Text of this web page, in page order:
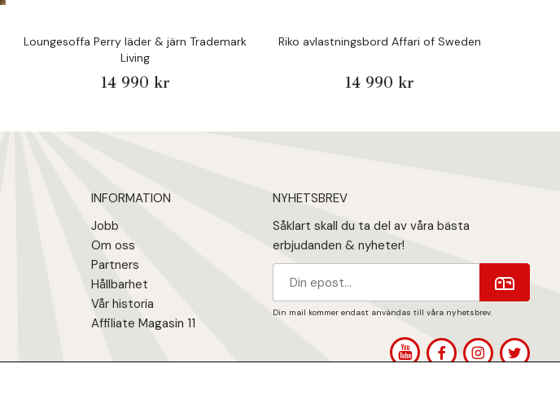
Loungesoffa Perry läder & järn Trademark
Living
14 990 kr
Riko avlastningsbord Affari of Sweden
14 990 kr
INFORMATION
Jobb
Om oss
Partners
Hållbarhet
Vår historia
Affiliate Magasin 11
NYHETSBREV
Såklart skall du ta del av våra bästa
erbjudanden & nyheter!
Din mail kommer endast användas till våra nyhetsbrev.